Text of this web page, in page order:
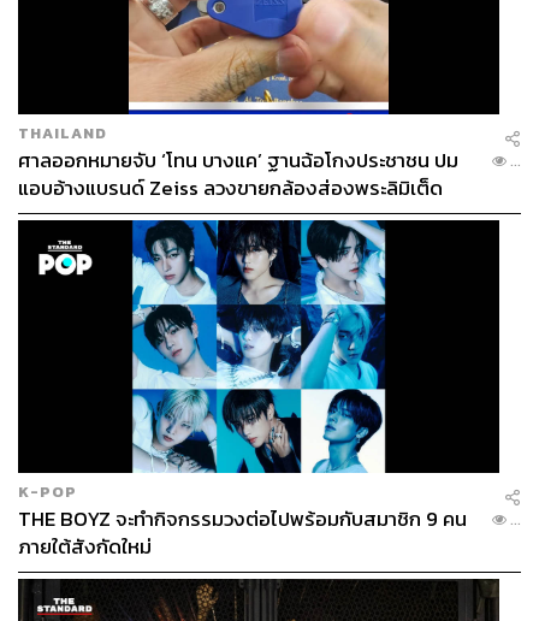
THAILAND
ศาลออกหมายจับ ‘โทน บางแค’ ฐานฉ้อโกงประชาชน ปม
แอบอ้างแบรนด์ Zeiss ลวงขายกล้องส่องพระลิมิเต็ด
...
K-POP
THE BOYZ จะทำกิจกรรมวงต่อไปพร้อมกับสมาชิก 9 คน
ภายใต้สังกัดใหม่
...